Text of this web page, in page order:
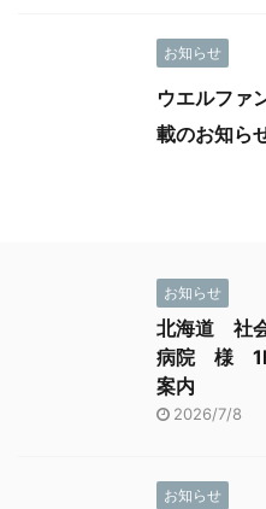
お知らせ
ウエルファ
載のお知ら
お知らせ
北海道 社
病院 様 1F
案内
2026/7/8
お知らせ